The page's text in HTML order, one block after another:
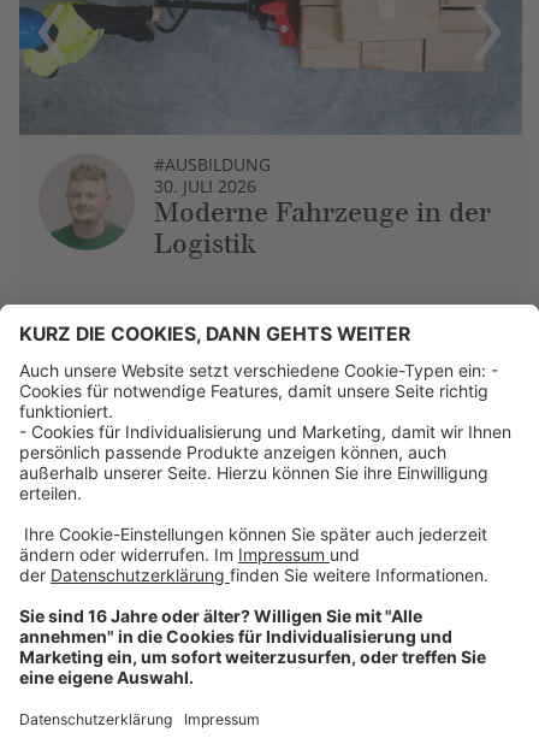
Previous
#AUSBILDUNG
30. JULI 2026
Moderne Fahrzeuge in der
Logistik
Next
Über uns
Dehner Unternehmen
Jobs bei Dehner